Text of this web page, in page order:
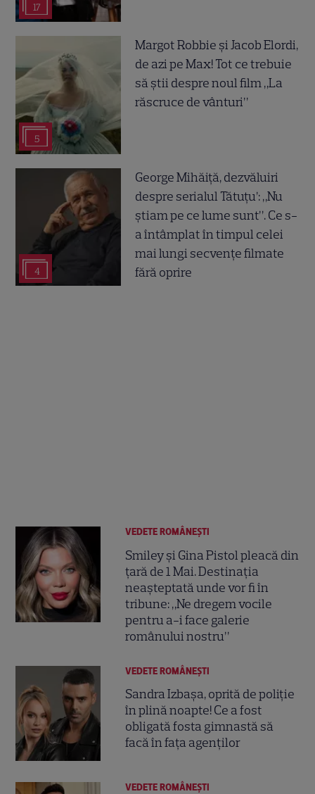
17
5
Margot Robbie și Jacob Elordi,
de azi pe Max! Tot ce trebuie
să știi despre noul film „La
răscruce de vânturi”
4
George Mihăiță, dezvăluiri
despre serialul Tătuțu’: „Nu
știam pe ce lume sunt”. Ce s-
a întâmplat în timpul celei
mai lungi secvențe filmate
fără oprire
VEDETE ROMÂNEŞTI
Smiley și Gina Pistol pleacă din
țară de 1 Mai. Destinația
neașteptată unde vor fi în
tribune: „Ne dregem vocile
pentru a-i face galerie
românului nostru”
VEDETE ROMÂNEŞTI
Sandra Izbașa, oprită de poliție
în plină noapte! Ce a fost
obligată fosta gimnastă să
facă în fața agenților
VEDETE ROMÂNEŞTI